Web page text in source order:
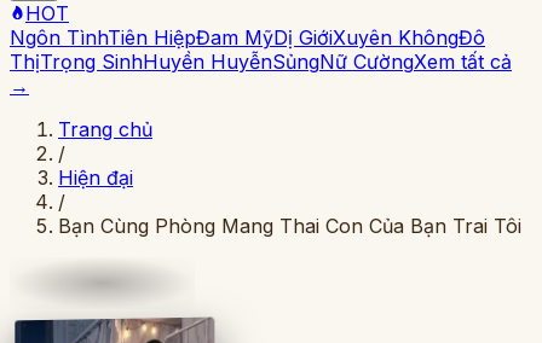
HOT
Ngôn TìnhTiên HiệpĐam MỹDị GiớiXuyên KhôngĐô
ThịTrọng SinhHuyền HuyễnSủngNữ CườngXem tất cả
→
Trang chủ
/
Hiện đại
/
Bạn Cùng Phòng Mang Thai Con Của Bạn Trai Tôi